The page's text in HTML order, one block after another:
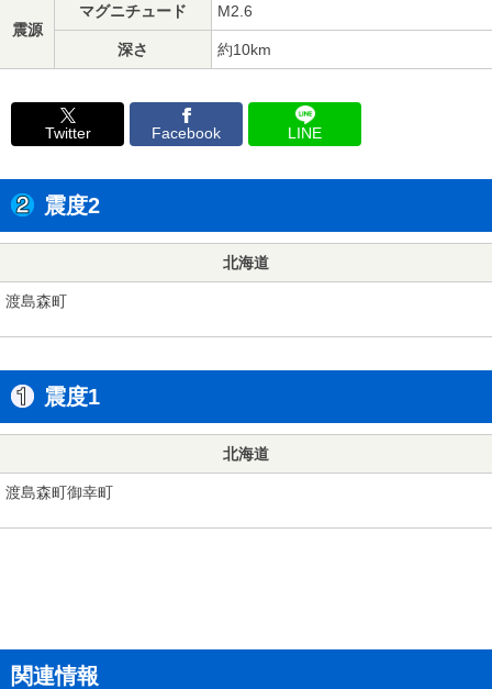
震源
マグニチュード M2.6
深さ 約10km
Twitter Facebook LINE
震度2
北海道
渡島森町
震度1
北海道
渡島森町御幸町
関連情報